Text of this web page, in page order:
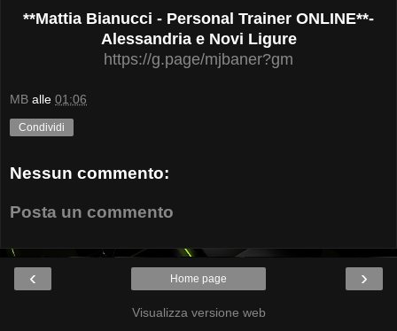
**Mattia Bianucci - Personal Trainer ONLINE**-
Alessandria e Novi Ligure
https://g.page/mjbaner?gm
MB alle 01:06
Condividi
Nessun commento:
Posta un commento
‹ ›
Home page
Visualizza versione web